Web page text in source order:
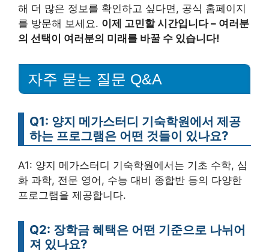
해 더 많은 정보를 확인하고 싶다면, 공식 홈페이지
를 방문해 보세요. 이제 고민할 시간입니다 – 여러분
의 선택이 여러분의 미래를 바꿀 수 있습니다!
자주 묻는 질문 Q&A
Q1: 양지 메가스터디 기숙학원에서 제공
하는 프로그램은 어떤 것들이 있나요?
A1: 양지 메가스터디 기숙학원에서는 기초 수학, 심
화 과학, 전문 영어, 수능 대비 종합반 등의 다양한
프로그램을 제공합니다.
Q2: 장학금 혜택은 어떤 기준으로 나뉘어
져 있나요?